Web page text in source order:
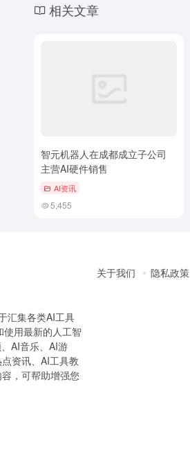
相关文章
智元机器人在成都成立子公司
主营AI硬件销售
AI资讯
5,455
汇集各类AI工具
用最新的人工智
AI音乐、AI游
资讯、AI工具教
，可帮助增强您
关于我们 隐私政策